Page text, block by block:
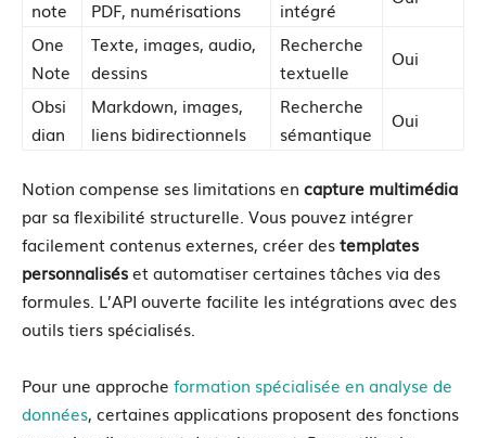
note PDF, numérisations intégré
One
Note
Texte, images, audio,
dessins
Recherche
textuelle
Oui
Obsi
dian
Markdown, images,
liens bidirectionnels
Recherche
sémantique
Oui
Notion compense ses limitations en capture multimédia
par sa flexibilité structurelle. Vous pouvez intégrer
facilement contenus externes, créer destemplates
personnaliséset automatiser certaines tâches via des
formules. L’API ouverte facilite les intégrations avec des
outils tiers spécialisés.
Pour une approche formation spécialisée en analyse de
données, certaines applications proposent des fonctions